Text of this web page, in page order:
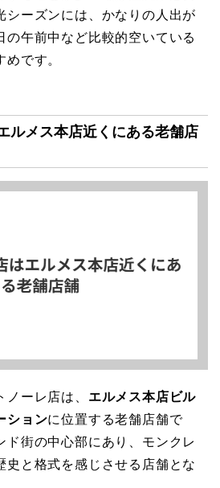
シーズンには、かなりの人出が
の午前中など比較的空いている
です。
ルメス本店近くにある老舗店
ーレ店は、 エルメス本店ビル
ションに位置する老舗店舗で
ド街の中心部にあり、モンクレ
史と格式を感じさせる店舗とな